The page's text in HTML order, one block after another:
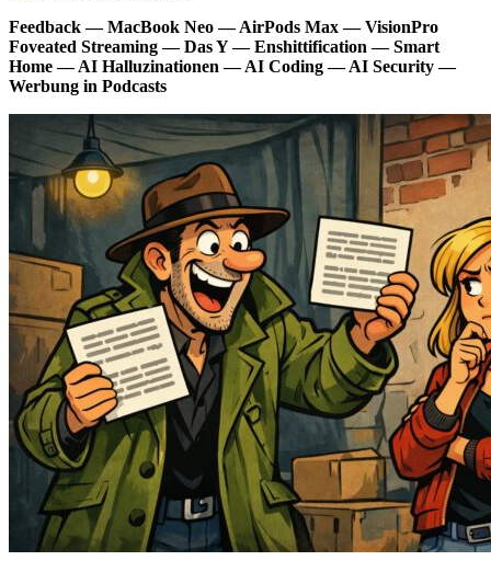
Feedback — MacBook Neo — AirPods Max — VisionPro
Foveated Streaming — Das Y — Enshittification — Smart
Home — AI Halluzinationen — AI Coding — AI Security —
Werbung in Podcasts